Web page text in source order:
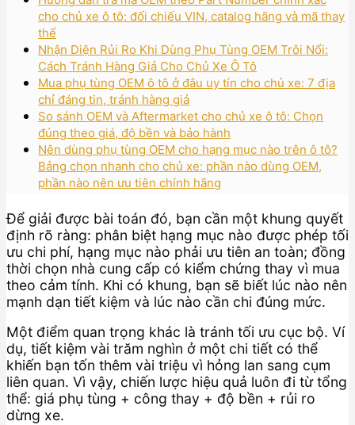
cho chủ xe ô tô: đối chiếu VIN, catalog hãng và mã thay
thế
Nhận Diện Rủi Ro Khi Dùng Phụ Tùng OEM Trôi Nổi:
Cách Tránh Hàng Giả Cho Chủ Xe Ô Tô
Mua phụ tùng OEM ô tô ở đâu uy tín cho chủ xe: 7 địa
chỉ đáng tin, tránh hàng giả
So sánh OEM và Aftermarket cho chủ xe ô tô: Chọn
đúng theo giá, độ bền và bảo hành
Nên dùng phụ tùng OEM cho hạng mục nào trên ô tô?
Bảng chọn nhanh cho chủ xe: phần nào dùng OEM,
phần nào nên ưu tiên chính hãng
Để giải được bài toán đó, bạn cần một khung quyết
định rõ ràng: phân biệt hạng mục nào được phép tối
ưu chi phí, hạng mục nào phải ưu tiên an toàn; đồng
thời chọn nhà cung cấp có kiểm chứng thay vì mua
theo cảm tính. Khi có khung, bạn sẽ biết lúc nào nên
mạnh dạn tiết kiệm và lúc nào cần chi đúng mức.
Một điểm quan trọng khác là tránh tối ưu cục bộ. Ví
dụ, tiết kiệm vài trăm nghìn ở một chi tiết có thể
khiến bạn tốn thêm vài triệu vì hỏng lan sang cụm
liên quan. Vì vậy, chiến lược hiệu quả luôn đi từ tổng
thể: giá phụ tùng + công thay + độ bền + rủi ro
dừng xe.